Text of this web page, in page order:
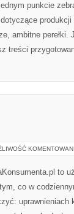
punkcie
ambitne perełki.
treści
to
co w
uprawnieniach